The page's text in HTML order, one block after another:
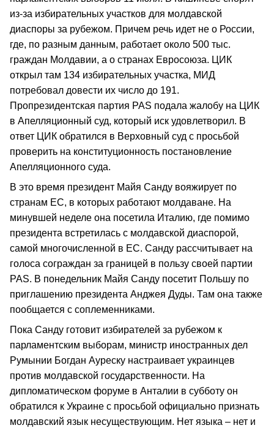
из-за избирательных участков для молдавской
диаспоры за рубежом. Причем речь идет не о России,
где, по разным данным, работает около 500 тыс.
граждан Молдавии, а о странах Евросоюза. ЦИК
открыл там 134 избирательных участка, МИД
потребовал довести их число до 191.
Пропрезидентская партия PAS подала жалобу на ЦИК
в Апелляционный суд, который иск удовлетворил. В
ответ ЦИК обратился в Верховный суд с просьбой
проверить на конституционность постановление
Апелляционного суда.
В это время президент Майя Санду вояжирует по
странам ЕС, в которых работают молдаване. На
минувшей неделе она посетила Италию, где помимо
президента встретилась с молдавской диаспорой,
самой многочисленной в ЕС. Санду рассчитывает на
голоса сограждан за границей в пользу своей партии
PAS. В понедельник Майя Санду посетит Польшу по
приглашению президента Анджея Дуды. Там она также
пообщается с соплеменниками.
Пока Санду готовит избирателей за рубежом к
парламентским выборам, министр иностранных дел
Румынии Богдан Ауреску настраивает украинцев
против молдавской государственности. На
дипломатическом форуме в Анталии в субботу он
обратился к Украине с просьбой официально признать
молдавский язык несуществующим. Нет языка – нет и